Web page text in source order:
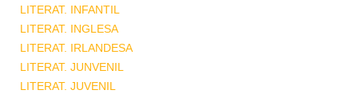
LITERAT. INFANTIL
LITERAT. INGLESA
LITERAT. IRLANDESA
LITERAT. JUNVENIL
LITERAT. JUVENIL